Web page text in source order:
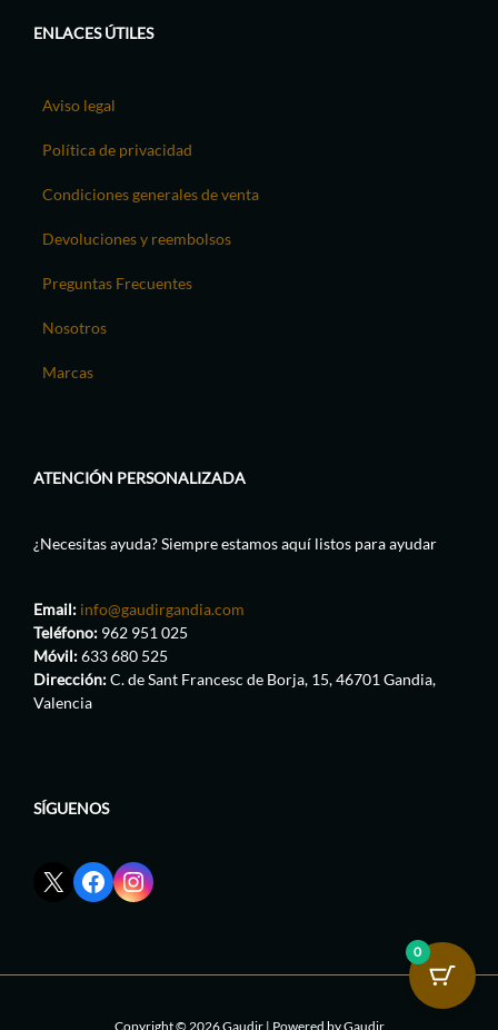
ENLACES ÚTILES
Aviso legal
Política de privacidad
Condiciones generales de venta
Devoluciones y reembolsos
Preguntas Frecuentes
Nosotros
Marcas
ATENCIÓN PERSONALIZADA
¿Necesitas ayuda? Siempre estamos aquí listos para ayudar
Email: info@gaudirgandia.com
Teléfono: 962 951 025
Móvil:633 680 525
Dirección:C. de Sant Francesc de Borja, 15, 46701 Gandia,
Valencia
SÍGUENOS
Enlace
red
Enlace
de
Enlace
Copyright © 2026 Gaudir | Powered by Gaudir
0